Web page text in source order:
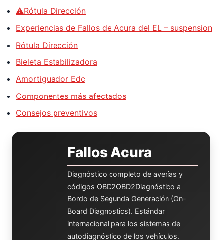
⚠️Rótula Dirección
Experiencias de Fallos de Acura del EL – suspension
Rótula Dirección
Bieleta Estabilizadora
Amortiguador Edc
Componentes más afectados
Consejos preventivos
Fallos Acura
Diagnóstico completo de averías y
códigos OBD2OBD2Diagnóstico a
Bordo de Segunda Generación (On-
Board Diagnostics). Estándar
internacional para los sistemas de
autodiagnóstico de los vehículos.